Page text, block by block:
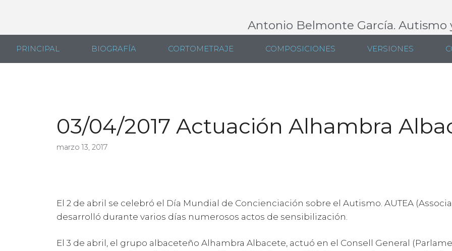
Antonio Belmonte García. Autismo
PRINCIPAL BIOGRAFÍA CORTOMETRAJE COMPOSICIONES VERSIONES
03/04/2017 Actuación Alhambra
marzo 13, 2017
El 2 de abril se celebró el Día Mundial de Concienciación sobre el Autismo. AUTEA
desarrolló durante varios días numerosos actos de sensibilización.
El 3 de abril, el grupo albaceteño Alhambra Albacete, actuó en el Consell General